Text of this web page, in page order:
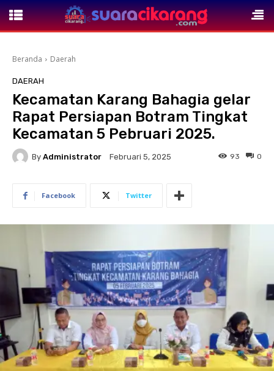
Beranda Daerah
DAERAH
Kecamatan Karang Bahagia gelar
Rapat Persiapan Botram Tingkat
Kecamatan 5 Pebruari 2025.
By Administrator Februari 5, 2025 0
93
Facebook Twitter